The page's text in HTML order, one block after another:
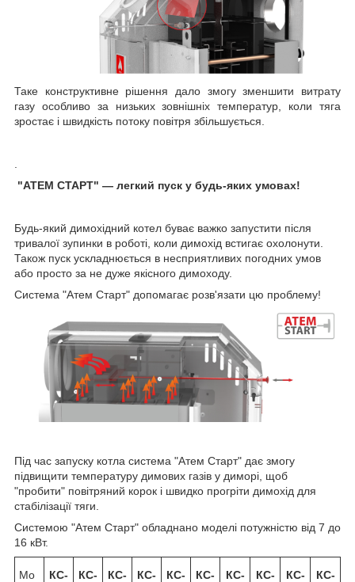
Таке конструктивне рішення дало змогу зменшити витрату
газу особливо за низьких зовнішніх температур, коли тяга
зростає і швидкість потоку повітря збільшується.
"АТЕМ СТАРТ" — легкий пуск у будь-яких умовах!
Будь-який димохідний котел буває важко запустити після
тривалої зупинки в роботі, коли димохід встигає охолонути.
Також пуск ускладнюється в несприятливих погодних умов
або просто за не дуже якісного димоходу.
Система "Атем Старт" допомагає розв'язати цю проблему!
Під час запуску котла система "Атем Старт" дає змогу
підвищити температуру димових газів у диморі, щоб
"пробити" повітряний корок і швидко прогріти димохід для
стабілізації тяги.
Системою "Атем Старт" обладнано моделі потужністю від 7 до
16 кВт.
Мо
КС-
КС-
КС-
КС-
КС-
КС-
КС-
КС-
КС-
КС-